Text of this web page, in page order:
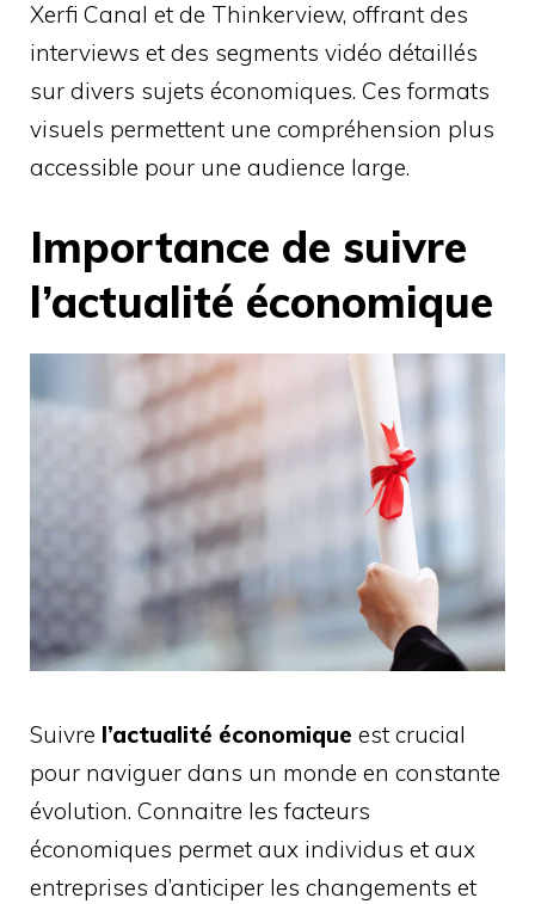
Xerfi Canal et de Thinkerview, offrant des
interviews et des segments vidéo détaillés
sur divers sujets économiques. Ces formats
visuels permettent une compréhension plus
accessible pour une audience large.
Importance de suivre
l’actualité économique
Suivre l’actualité économique est crucial
pour naviguer dans un monde en constante
évolution. Connaitre les facteurs
économiques permet aux individus et aux
entreprises d’anticiper les changements et